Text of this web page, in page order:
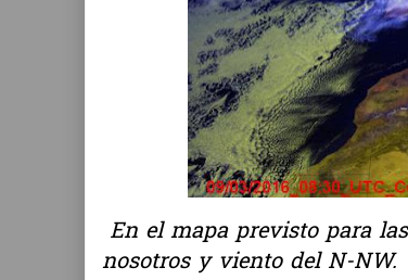
En el mapa previsto para
nosotros y viento del N-NW.